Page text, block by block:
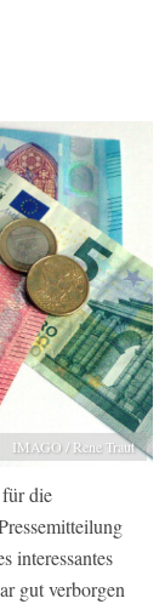
IMAGO / Rene Traut
die
interessantes
gut verborgen